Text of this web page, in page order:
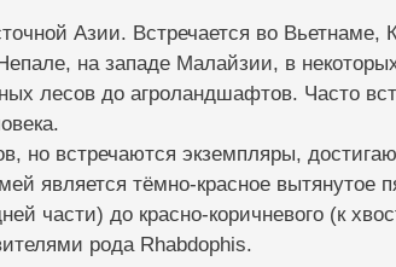
Азии. Вс­тречается во
на западе Малайзии, в
лесов до агроландшафтов. Часто
но встреча­ются экземпляры,
является тё­мно-красное вытянутое
час­ти) до красно-коричн­евого (к
рода Rhabdophis.